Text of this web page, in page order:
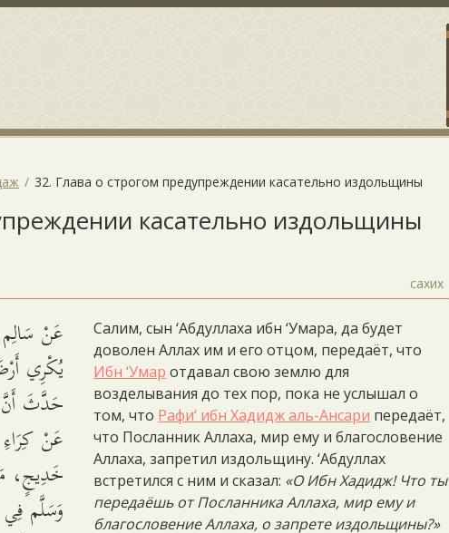
32. Глава о строгом предупреждении касательно издольщины
касательно издольщины
сахих
عَنْ
يُكْرِي
حَدَّثَ أَنَّ
عَنْ كِرَاءِ
خَدِيجٍ،
وَسَلَّم
Салим, сын ‘Абдуллаха ибн ‘Умара, да будет
доволен Аллах им и его отцом, передаёт, что
Ибн ‘Умар отдавал свою землю для
возделывания до тех пор, пока не услышал о
том, что Рафи‘ ибн Хадидж аль-Ансари передаёт,
что Посланник Аллаха, мир ему и благословение
Аллаха, запретил издольщину. ‘Абдуллах
встретился с ним и сказал: «О Ибн Хадидж! Что ты
передаёшь от Посланника Аллаха, мир ему и
благословение Аллаха, о запрете издольщины?»